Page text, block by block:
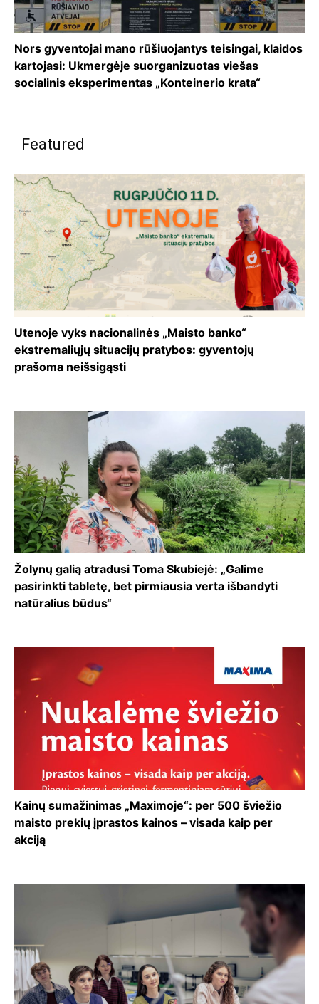
Nors gyventojai mano rūšiuojantys teisingai, klaidos
kartojasi: Ukmergėje suorganizuotas viešas
socialinis eksperimentas „Konteinerio krata“
Featured
Utenoje vyks nacionalinės „Maisto banko“
ekstremaliųjų situacijų pratybos: gyventojų
prašoma neišsigąsti
Žolynų galią atradusi Toma Skubiejė: „Galime
pasirinkti tabletę, bet pirmiausia verta išbandyti
natūralius būdus“
Kainų sumažinimas „Maximoje“: per 500 šviežio
maisto prekių įprastos kainos – visada kaip per
akciją